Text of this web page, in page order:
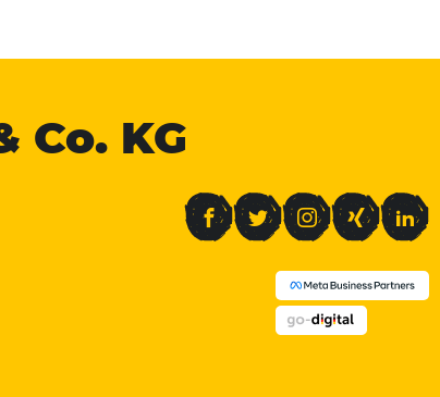
Co. KG
FacebookTwitterInstagramXing